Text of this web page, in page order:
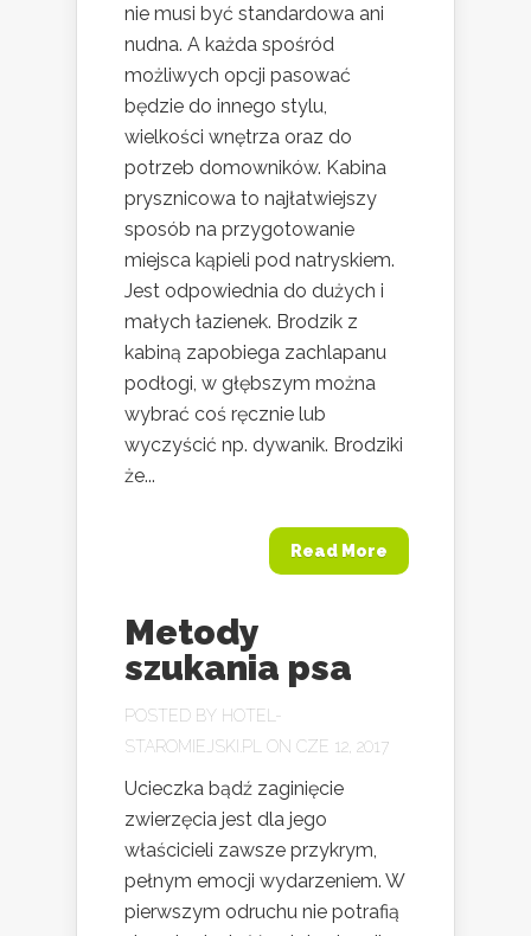
nie musi być standardowa ani
nudna. A każda spośród
możliwych opcji pasować
będzie do innego stylu,
wielkości wnętrza oraz do
potrzeb domowników. Kabina
prysznicowa to najłatwiejszy
sposób na przygotowanie
miejsca kąpieli pod natryskiem.
Jest odpowiednia do dużych i
małych łazienek. Brodzik z
kabiną zapobiega zachlapanu
podłogi, w głębszym można
wybrać coś ręcznie lub
wyczyścić np. dywanik. Brodziki
że...
Read More
Metody
szukania psa
POSTED BY HOTEL-
STAROMIEJSKI.PL
ON CZE 12, 2017
Ucieczka bądź zaginięcie
zwierzęcia jest dla jego
właścicieli zawsze przykrym,
pełnym emocji wydarzeniem. W
pierwszym odruchu nie potrafią